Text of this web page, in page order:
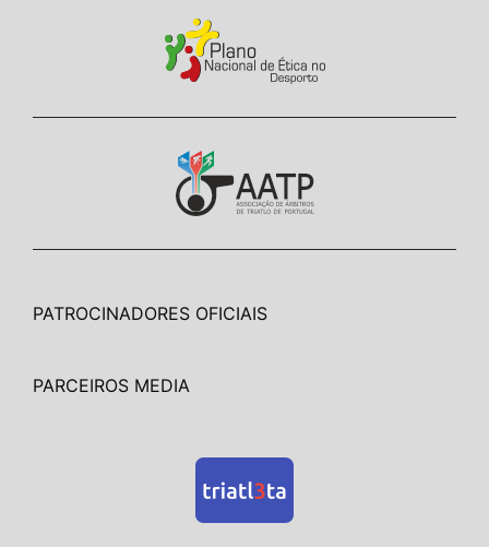
PATROCINADORES OFICIAIS
PARCEIROS MEDIA